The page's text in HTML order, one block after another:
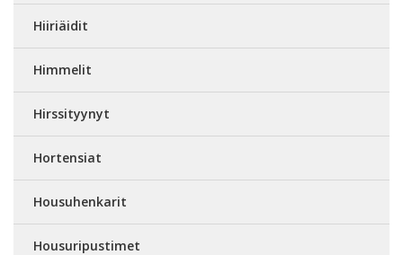
Hiiriäidit
Himmelit
Hirssityynyt
Hortensiat
Housuhenkarit
Housuripustimet